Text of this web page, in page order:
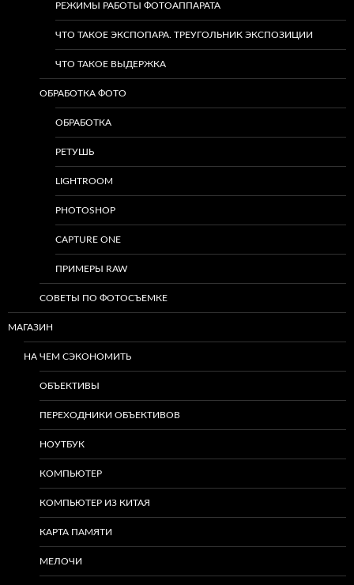
РЕЖИМЫ РАБОТЫ ФОТОАППАРАТА
ЧТО ТАКОЕ ЭКСПОПАРА. ТРЕУГОЛЬНИК ЭКСПОЗИЦИИ
ЧТО ТАКОЕ ВЫДЕРЖКА
ОБРАБОТКА ФОТО
ОБРАБОТКА
РЕТУШЬ
LIGHTROOM
PHOTOSHOP
CAPTURE ONE
ПРИМЕРЫ RAW
СОВЕТЫ ПО ФОТОСЪЕМКЕ
МАГАЗИН
НА ЧЕМ СЭКОНОМИТЬ
ОБЪЕКТИВЫ
ПЕРЕХОДНИКИ ОБЪЕКТИВОВ
НОУТБУК
КОМПЬЮТЕР
КОМПЬЮТЕР ИЗ КИТАЯ
КАРТА ПАМЯТИ
МЕЛОЧИ